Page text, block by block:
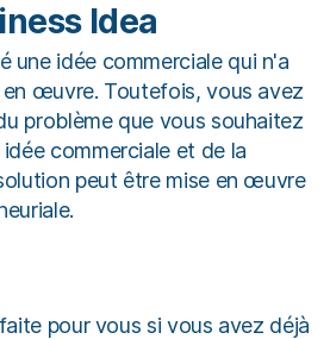
Idea
une idée commerciale qui n'a
en œuvre. Toutefois, vous avez
problème que vous souhaitez
commerciale et de la
peut être mise en œuvre
pour vous si vous avez déjà